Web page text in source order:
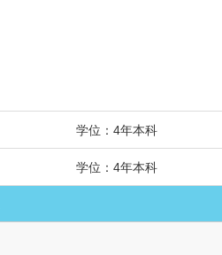
学位：4年本科
学位：4年本科